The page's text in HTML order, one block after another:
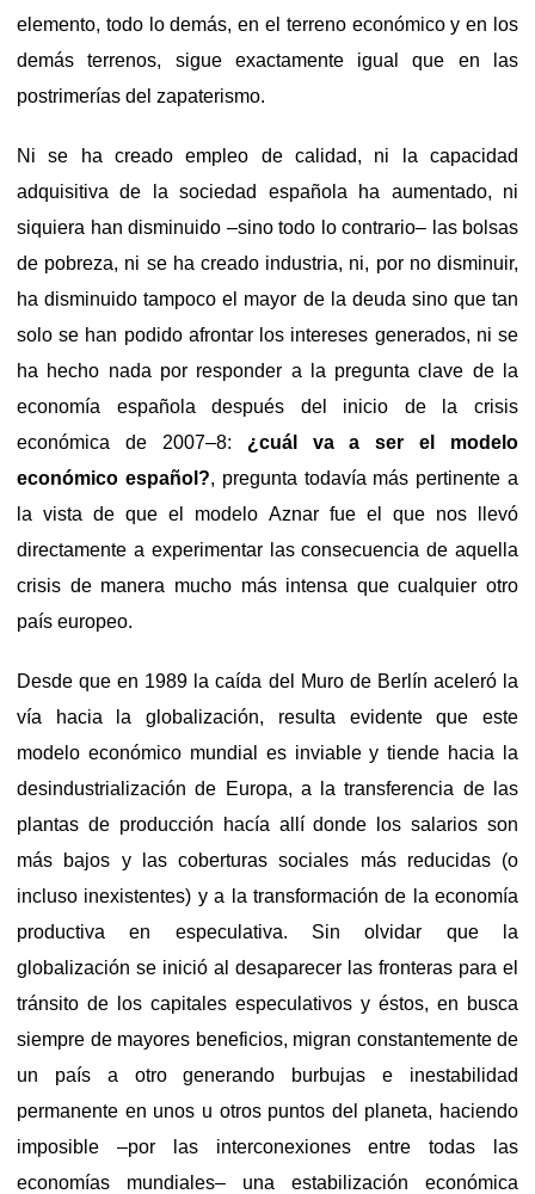
elemento, todo lo demás, en el terreno económico y en los
demás terrenos, sigue exactamente igual que en las
postrimerías del zapaterismo.
Ni se ha creado empleo de calidad, ni la capacidad
adquisitiva de la sociedad española ha aumentado, ni
siquiera han disminuido –sino todo lo contrario– las bolsas
de pobreza, ni se ha creado industria, ni, por no disminuir,
ha disminuido tampoco el mayor de la deuda sino que tan
solo se han podido afrontar los intereses generados, ni se
ha hecho nada por responder a la pregunta clave de la
economía española después del inicio de la crisis
económica de 2007–8: ¿cuál va a ser el modelo
económico español?, pregunta todavía más pertinente a
la vista de que el modelo Aznar fue el que nos llevó
directamente a experimentar las consecuencia de aquella
crisis de manera mucho más intensa que cualquier otro
país europeo.
Desde que en 1989 la caída del Muro de Berlín aceleró la
vía hacia la globalización, resulta evidente que este
modelo económico mundial es inviable y tiende hacia la
desindustrialización de Europa, a la transferencia de las
plantas de producción hacía allí donde los salarios son
más bajos y las coberturas sociales más reducidas (o
incluso inexistentes) y a la transformación de la economía
productiva en especulativa. Sin olvidar que la
globalización se inició al desaparecer las fronteras para el
tránsito de los capitales especulativos y éstos, en busca
siempre de mayores beneficios, migran constantemente de
un país a otro generando burbujas e inestabilidad
permanente en unos u otros puntos del planeta, haciendo
imposible –por las interconexiones entre todas las
economías mundiales– una estabilización económica